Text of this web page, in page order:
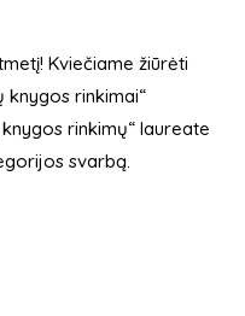
Kviečiame žiūrėti
rinkimai“
rinkimų“ laureate
svarbą.